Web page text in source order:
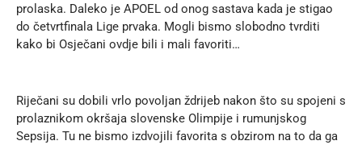
prolaska. Daleko je APOEL od onog sastava kada je stigao
do četvrtfinala Lige prvaka. Mogli bismo slobodno tvrditi
kako bi Osječani ovdje bili i mali favoriti…
Riječani su dobili vrlo povoljan ždrijeb nakon što su spojeni s
prolaznikom okršaja slovenske Olimpije i rumunjskog
Sepsija. Tu ne bismo izdvojili favorita s obzirom na to da ga